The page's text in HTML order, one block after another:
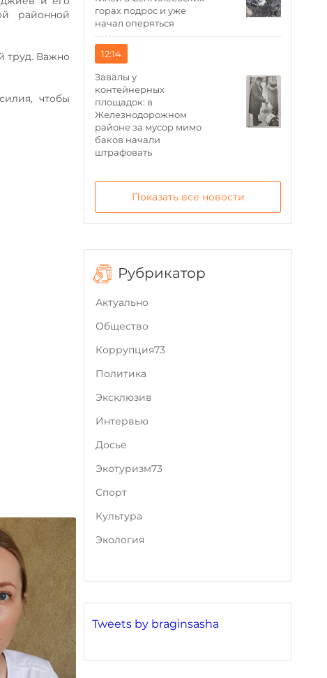
районной
труд. Важно
чтобы
Tweets by braginsasha
горах подрос и уже
начал оперяться
12:14
Завалы у
контейнерных
площадок: в
Железнодорожном
районе за мусор мимо
баков начали
штрафовать
Показать все новости
Рубрикатор
Актуально
Общество
Коррупция73
Политика
Эксклюзив
Интервью
Досье
Экотуризм73
Cпорт
Культура
Экология